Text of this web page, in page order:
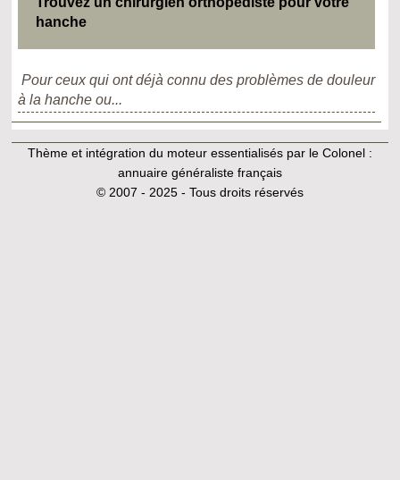
hanche
Pour ceux qui ont déjà connu des problèmes de douleur
à la hanche ou...
Thème et intégration du moteur essentialisés par le Colonel :
annuaire généraliste français
© 2007 - 2025 - Tous droits réservés